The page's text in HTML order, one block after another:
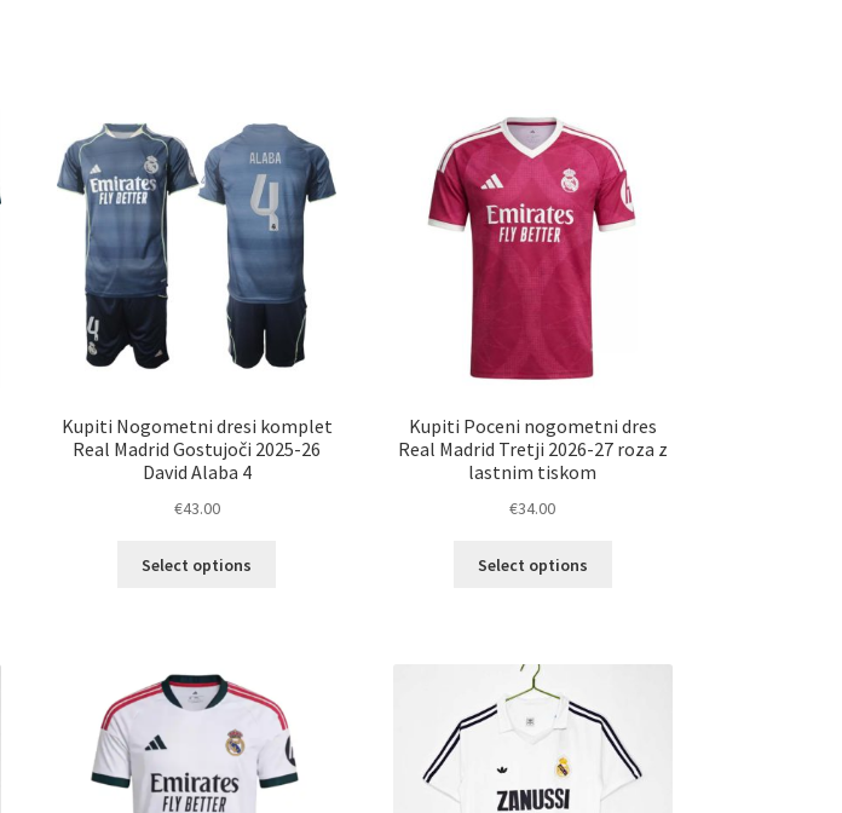
na
strani
izdelka
strani
izdelka
Kupiti Nogometni dresi komplet
Real Madrid Gostujoči 2025-26
David Alaba 4
€43.00
Select options
lahko
izberete
na
strani
Kupiti Poceni nogometni dres
Real Madrid Tretji 2026-27 roza z
lastnim tiskom
€34.00
Select options
različic.
izberete
na
strani